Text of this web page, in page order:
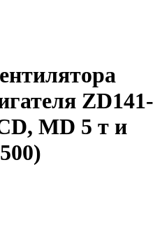
ZD141-
MD 5 т и